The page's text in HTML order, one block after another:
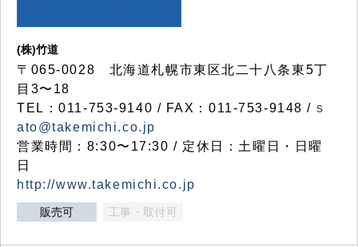
(株)竹道
〒065-0028 北海道札幌市東区北二十八条東5丁
目3〜18
TEL：011-753-9140 / FAX：011-753-9148 / s
ato@takemichi.co.jp
営業時間：8:30〜17:30 / 定休日：土曜日・日曜
日
http://www.takemichi.co.jp
販売可 工事・取付可